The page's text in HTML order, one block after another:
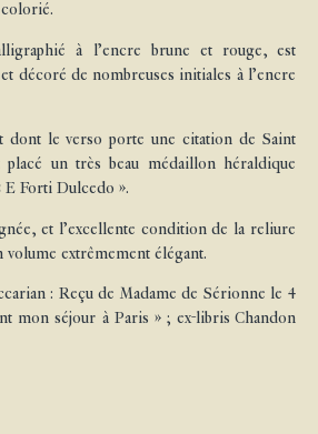
à l’encre brune et rouge, est
décoré de nombreuses initiales à l’encre
dont le verso porte une citation de Saint
placé un très beau médaillon héraldique
E Forti Dulcedo ».
et l’excellente condition de la reliure
extrêmement élégant.
: Reçu de Madame de Sérionne le 4
mon séjour à Paris » ; ex-libris Chandon